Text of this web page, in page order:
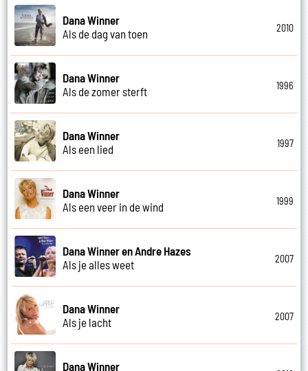
Dana Winner
Als de dag van toen
2010
Dana Winner
Als de zomer sterft
1996
Dana Winner
Als een lied
1997
Dana Winner
Als een veer in de wind
1999
Dana Winner en Andre Hazes
Als je alles weet
2007
Dana Winner
Als je lacht
2007
Dana Winner